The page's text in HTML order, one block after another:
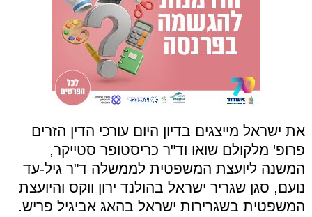
את ישראל מייצגים בדיון היום עורכי הדין הזרים
פרופ' מלקולם שואו וד"ר כריסטופר סטייקר,
המשנה ליועצת המשפטית לממשלה ד"ר גיל-עד
נועם, סגן שגריר ישראל בהולנד ירון ווקס והיועצת
המשפטית בשגרירות ישראל בהאג אביגיל פריש.